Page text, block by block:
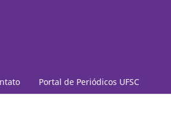
Portal de Periódicos UFSC